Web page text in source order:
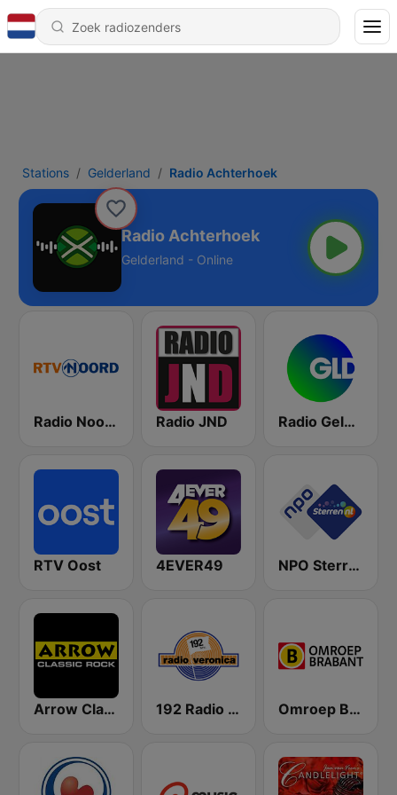
Stations Gelderland Radio Achterhoek
Radio Achterhoek
Gelderland - Online
Radio Noord Radio JND Radio Gelderland
RTV Oost 4EVER49 NPO Sterren
Arrow Classic Rock 192 Radio Veronica - Goed idee Omroep Brabant